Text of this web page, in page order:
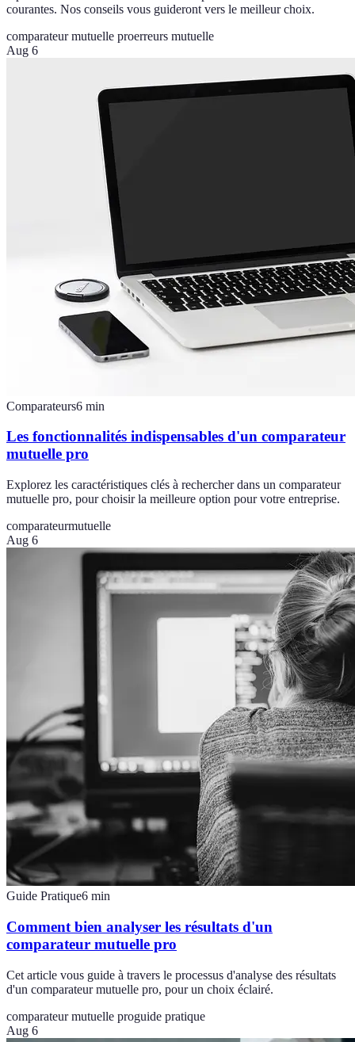
courantes. Nos conseils vous guideront vers le meilleur choix.
comparateur mutuelle proerreurs mutuelle
Aug 6
Comparateurs6 min
Les fonctionnalités indispensables d'un comparateur
mutuelle pro
Explorez les caractéristiques clés à rechercher dans un comparateur
mutuelle pro, pour choisir la meilleure option pour votre entreprise.
comparateurmutuelle
Aug 6
Guide Pratique6 min
Comment bien analyser les résultats d'un
comparateur mutuelle pro
Cet article vous guide à travers le processus d'analyse des résultats
d'un comparateur mutuelle pro, pour un choix éclairé.
comparateur mutuelle proguide pratique
Aug 6